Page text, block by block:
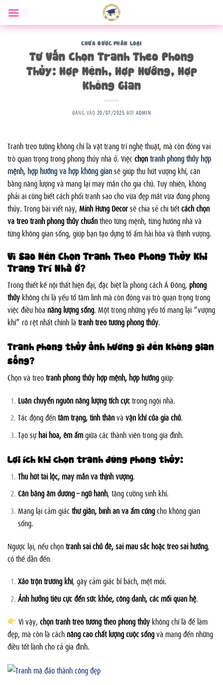
qua
nội
CHƯA ĐƯỢC PHÂN LOẠI
Tư Vấn Chọn Tranh Theo Phong
Thủy: Hợp Mệnh, Hợp Hướng, Hợp
Không Gian
ĐĂNG VÀO 20/07/2025 BỞIADMIN
Tranh treo tường không chỉ là vật trang trí nghệ thuật, mà còn đóng vai
trò quan trọng trong phong thủy nhà ở. Việcchọntranh phong thủy hợp
mệnh, hợp hướng và hợp không giansẽ giúp thu hút vượng khí, cân
bằng năng lượng và mang lại may mắn cho gia chủ. Tuy nhiên, không
phải ai cũng biết cách phối tranh sao cho vừa đẹp mắt vừa đúng phong
thủy. Trong bài viết này, Minh Hưng Decorsẽ chia sẻ chi tiếtcách chọn
và treo tranh phong thủy chuẩntheo từng mệnh, từng hướng nhà và
từng không gian sống, giúp bạn tạo dựng tổ ấm hài hòa và thịnh vượng.
Vì Sao Nên Chọn Tranh Theo Phong Thủy Khi
Trang Trí Nhà Ở?
Trong thiết kế nội thất hiện đại, đặc biệt là phong cách Á Đông, phong
thủy không chỉ là yếu tố tâm linh mà còn đóng vai trò quan trọng trong
việc điều hòa năng lượng sống. Một trong những yếu tố mang lại “vượng
khí” rõ rệt nhất chính là tranh treo tường phong thủy.
Tranh phong thủy ảnh hưởng gì đến không gian
sống?
Chọn và treotranh phong thủy hợp mệnh, hợp hướnggiúp:
Luân chuyển nguồn năng lượng tích cựctrong ngôi nhà.
Tác động đếntâm trạng, tinh thầnvà vận khí của gia chủ.
Tạo sựhài hòa, êm ấmgiữa các thành viên trong gia đình.
Lợi ích khi chọn tranh đúng phong thủy:
Thu hút tài lộc, may mắn và thịnh vượng.
Cân bằng âm dương – ngũ hành, tăng cường sinh khí.
Mang lại cảm giácthư giãn, bình an và ấm cúngcho không gian
sống.
Ngược lại, nếu chọntranh sai chủ đề, sai màu sắc hoặc treo sai hướng,
có thể dẫn đến:
Xáo trộn trường khí, gây cảm giác bí bách, mệt mỏi.
Ảnh hưởng tiêu cực đến sức khỏe, công danh, các mối quan hệ.
Vì vậy,chọn tranh treo tường theo phong thủy không chỉ là để làm
đẹp, mà còn là cách nâng cao chất lượng cuộc sốngvà mang đến những
điều tốt lành cho cả gia đình.